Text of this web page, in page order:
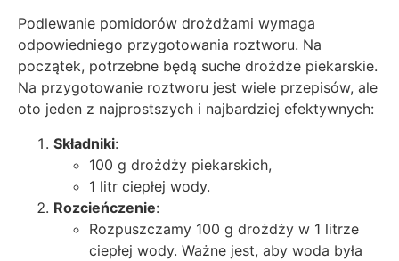
Podlewanie pomidorów drożdżami wymaga
odpowiedniego przygotowania roztworu. Na
początek, potrzebne będą suche drożdże piekarskie.
Na przygotowanie roztworu jest wiele przepisów, ale
oto jeden z najprostszych i najbardziej efektywnych:
Składniki:
100 g drożdży piekarskich,
1 litr ciepłej wody.
Rozcieńczenie:
Rozpuszczamy 100 g drożdży w 1 litrze
ciepłej wody. Ważne jest, aby woda była